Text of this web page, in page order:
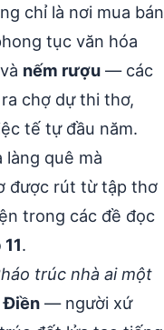
chỉ là nơi mua bán
tục văn hóa
và nếm rượu — các
chợ dự thi thơ,
tế tự đầu năm.
quê mà
được rút từ tập thơ
trong các đề đọc
.
trúc nhà ai một
Điền — người xứ